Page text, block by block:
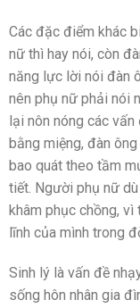
Các đặc điểm khác
nữ thì hay nói, còn
năng lực lời nói đàn
nên phụ nữ phải nói
lại nôn nóng các
bằng miệng, đàn
bao quát theo tầm
tiết. Người phụ nữ
khâm phục chồng, vì
lĩnh của mình trong
Sinh lý là vấn đề
sống hôn nhân gia